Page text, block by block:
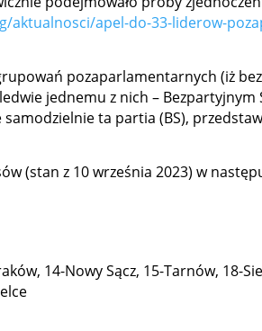
aktualnosci/apel-do-33-liderow-
pozaparlamentarnych (iż
jednemu z nich – Bezpartyjnym
ta partia (BS),
(stan z 10 września 2023) w
14-Nowy Sącz, 15-Tarnów, 18-